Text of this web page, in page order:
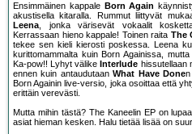
Ensimmäinen kappale Born Again
akustisella kitaralla. Rummut liittyvät
Leena, jonka värisevät vokaalit
Kerrassaan hieno kappale! Toinen raita The
tekee sen kieli kierosti poskessa. Leena
kurittomammalta kuin Born Againissa,
Ka-pow!! Lyhyt välike Interlude hissutellaan
ennen kuin antaudutaanWhat Have Done
Born Againin live-versio, joka osoittaa että
erittäin verevästi.
Mutta mihin tästä? The Kaneelin EP on
asiat hieman kesken. Halu tietää lisää on